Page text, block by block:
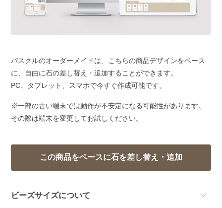
パスクルのオーダーメイドは、こちらの商品デザインをベース
に、自由に石の差し替え・追加することができます。
PC、タブレット、スマホで今すぐ作成可能です。
※一部の古い端末では動作が不安定になる可能性があります。
その際は端末を変更してお試しください。
ビーズサイズについて